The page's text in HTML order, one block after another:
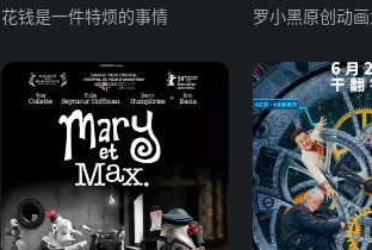
花钱是一件特烦的事情 罗小黑原创动